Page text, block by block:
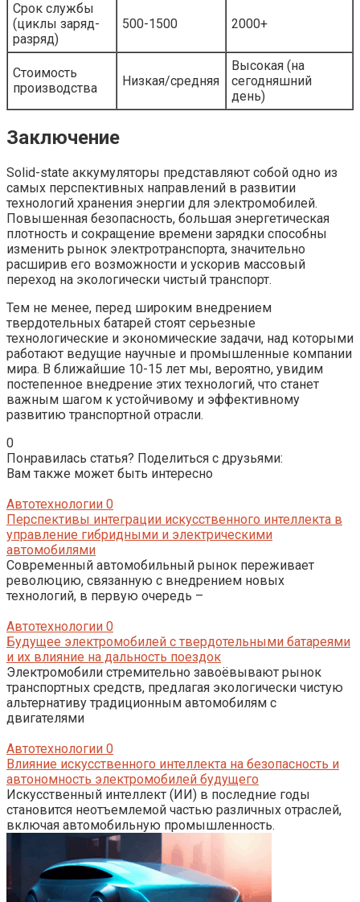
Срок службы
(циклы заряд-
разряд)
500-1500 2000+
Стоимость
производства
Низкая/средняя
Высокая (на
сегодняшний
день)
Заключение
Solid-state аккумуляторы представляют собой одно из
самых перспективных направлений в развитии
технологий хранения энергии для электромобилей.
Повышенная безопасность, большая энергетическая
плотность и сокращение времени зарядки способны
изменить рынок электротранспорта, значительно
расширив его возможности и ускорив массовый
переход на экологически чистый транспорт.
Тем не менее, перед широким внедрением
твердотельных батарей стоят серьезные
технологические и экономические задачи, над которыми
работают ведущие научные и промышленные компании
мира. В ближайшие 10-15 лет мы, вероятно, увидим
постепенное внедрение этих технологий, что станет
важным шагом к устойчивому и эффективному
развитию транспортной отрасли.
0
Понравилась статья? Поделиться с друзьями:
Вам также может быть интересно
Автотехнологии 0
Перспективы интеграции искусственного интеллекта в
управление гибридными и электрическими
автомобилями
Современный автомобильный рынок переживает
революцию, связанную с внедрением новых
технологий, в первую очередь –
Автотехнологии 0
Будущее электромобилей с твердотельными батареями
и их влияние на дальность поездок
Электромобили стремительно завоёвывают рынок
транспортных средств, предлагая экологически чистую
альтернативу традиционным автомобилям с
двигателями
Автотехнологии 0
Влияние искусственного интеллекта на безопасность и
автономность электромобилей будущего
Искусственный интеллект (ИИ) в последние годы
становится неотъемлемой частью различных отраслей,
включая автомобильную промышленность.